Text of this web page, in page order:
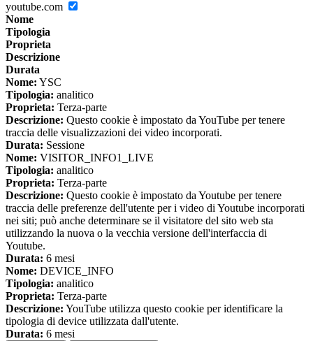
youtube.com
Nome
Tipologia
Proprieta
Descrizione
Durata
Nome: YSC
Tipologia: analitico
Proprieta: Terza-parte
Descrizione: Questo cookie è impostato da YouTube per tenere
traccia delle visualizzazioni dei video incorporati.
Durata: Sessione
Nome: VISITOR_INFO1_LIVE
Tipologia: analitico
Proprieta: Terza-parte
Descrizione: Questo cookie è impostato da Youtube per tenere
traccia delle preferenze dell'utente per i video di Youtube incorporati
nei siti; può anche determinare se il visitatore del sito web sta
utilizzando la nuova o la vecchia versione dell'interfaccia di
Youtube.
Durata: 6 mesi
Nome: DEVICE_INFO
Tipologia: analitico
Proprieta: Terza-parte
Descrizione: YouTube utilizza questo cookie per identificare la
tipologia di device utilizzata dall'utente.
Durata: 6 mesi